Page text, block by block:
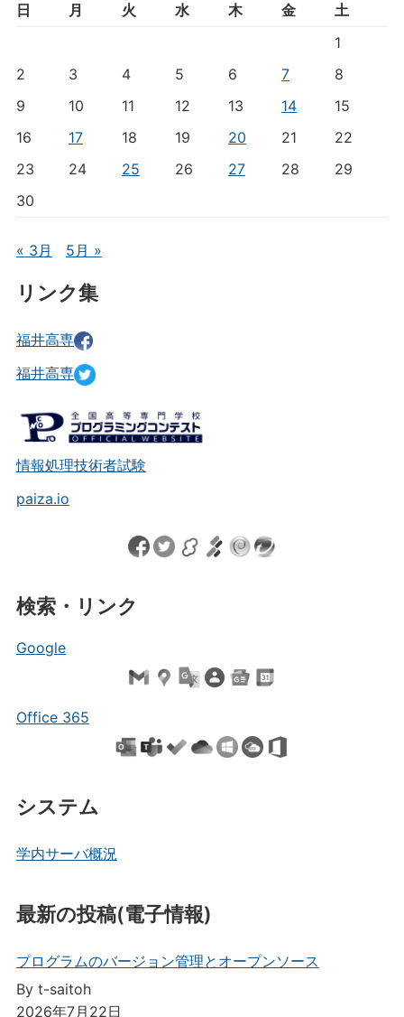
日 月 火 水 木 金
土
1
2
3 4 5 6 7
8
9
10 11 12 13 14
15
16
17 18 19 20 21
22
23
24 25 26 27 28
29
30
« 3月 5月 »
リンク集
福井高専
福井高専
情報処理技術者試験
paiza.io
検索・リンク
Google
Office 365
システム
学内サーバ概況
最新の投稿(電子情報)
プログラムのバージョン管理とオープンソース
By t-saitoh
2026年7月22日